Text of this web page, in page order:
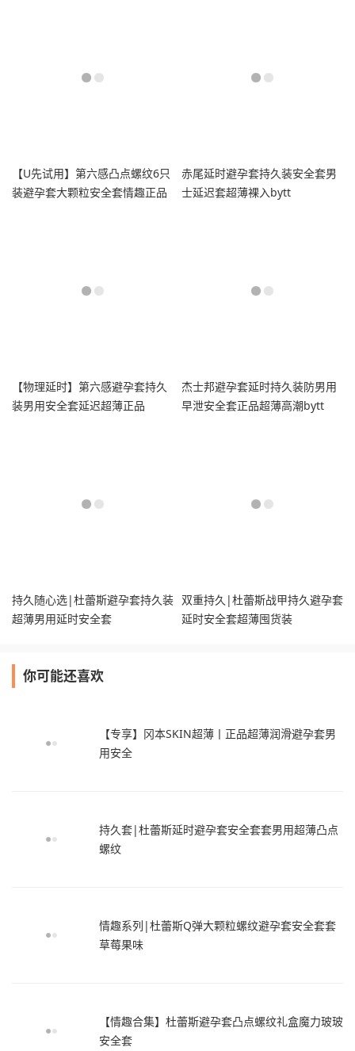
【U先试用】第六感凸点螺纹6只
装避孕套大颗粒安全套情趣正品
赤尾延时避孕套持久装安全套男
士延迟套超薄裸入bytt
【物理延时】第六感避孕套持久
装男用安全套延迟超薄正品
杰士邦避孕套延时持久装防男用
早泄安全套正品超薄高潮bytt
持久随心选|杜蕾斯避孕套持久装
超薄男用延时安全套
双重持久|杜蕾斯战甲持久避孕套
延时安全套超薄囤货装
你可能还喜欢
【专享】冈本SKIN超薄丨正品超薄润滑避孕套男
用安全
持久套|杜蕾斯延时避孕套安全套套男用超薄凸点
螺纹
情趣系列|杜蕾斯Q弹大颗粒螺纹避孕套安全套套
草莓果味
【情趣合集】杜蕾斯避孕套凸点螺纹礼盒魔力玻玻
安全套